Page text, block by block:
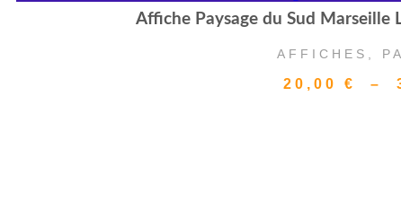
Affiche Paysage du Sud Marseille
AFFICHES
20,00 € –